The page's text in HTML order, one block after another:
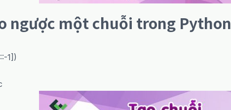
ngược một chuỗi trong Python
1])